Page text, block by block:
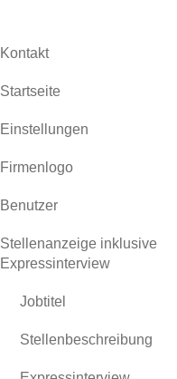
Kontakt
Startseite
Einstellungen
Firmenlogo
Benutzer
Stellenanzeige inklusive
Expressinterview
Jobtitel
Stellenbeschreibung